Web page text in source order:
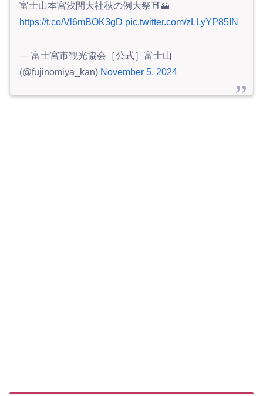
富士山本宮浅間大社秋の例大祭⛩️🗻
https://t.co/Vl6mBOK3gD pic.twitter.com/zLLyYP85IN
— 富士宮市観光協会［公式］富士山
(@fujinomiya_kan) November 5, 2024